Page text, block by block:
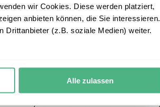
wir Cookies. Diese werden platziert,
anbieten können, die Sie interessieren.
Drittanbieter (z.B. soziale Medien) weiter.
Alle zulassen
E-Mail